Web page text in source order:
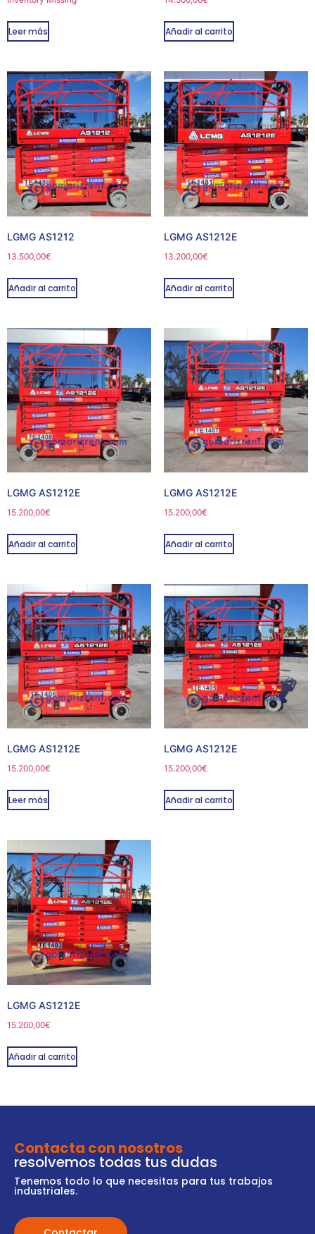
Leer más Añadir al carrito
LGMG AS1212
13.500,00€
Añadir al carrito
LGMG AS1212E
13.200,00€
Añadir al carrito
LGMG AS1212E
15.200,00€
Añadir al carrito
LGMG AS1212E
15.200,00€
Añadir al carrito
LGMG AS1212E
15.200,00€
Leer más
LGMG AS1212E
15.200,00€
Añadir al carrito
LGMG AS1212E
15.200,00€
Añadir al carrito
Contacta con nosotros
resolvemos todas tus dudas
Tenemos todo lo que necesitas para tus trabajos
industriales.